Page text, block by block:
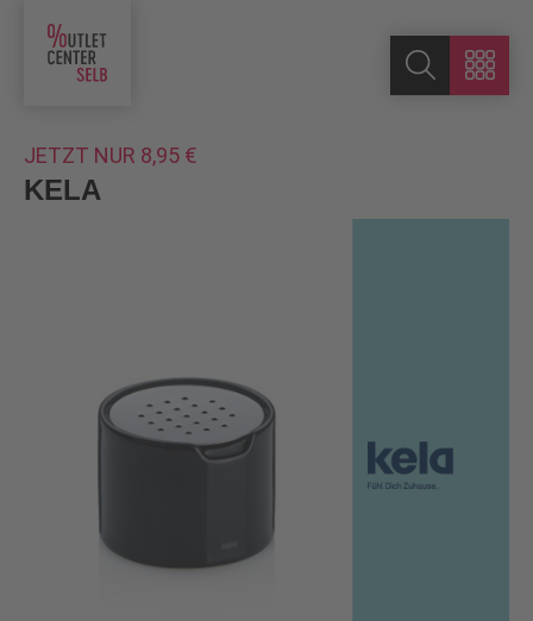
JETZT NUR 8,95 €
KELA